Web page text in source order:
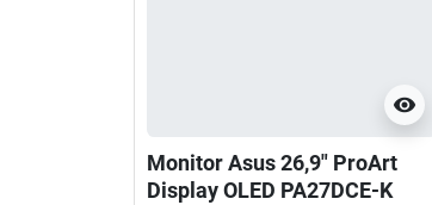
visibility
Monitor Asus 26,9" ProArt
Display OLED PA27DCE-K